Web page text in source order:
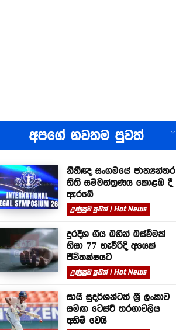
අපගේ නවතම පුවත්
නීතිඥ සංගමයේ ජාත්‍යන්තර
නීති සම්මන්ත්‍රණය කොළඹ දී
ඇරඹේ
උණුසුම් පුවත් | Hot News
දුරදිග ගිය බහින් බස්වීමක්
නිසා 77 හැවිරිදි අයෙක්
ජීවිතක්ෂයට
උණුසුම් පුවත් | Hot News
සායි සුදර්ශන්ටත් ශ්‍රී ලංකාව
සමඟ ටෙස්ට් තරගාවලිය
අහිමි වෙයි